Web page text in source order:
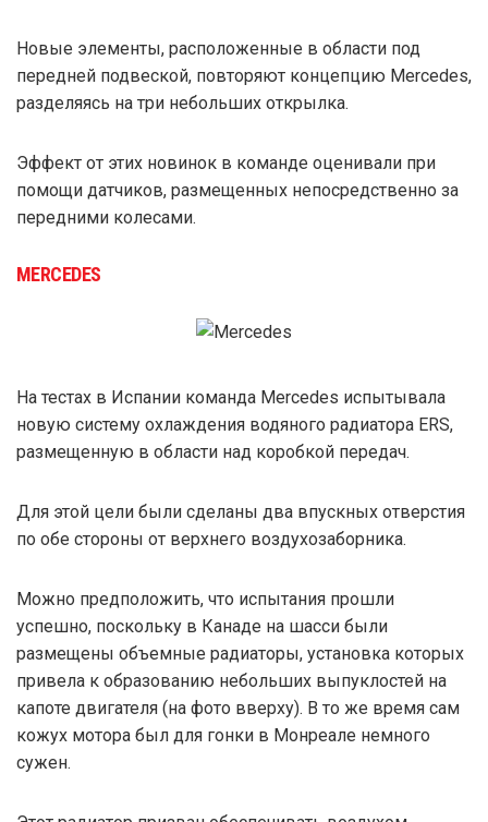
Новые элементы, расположенные в области под
передней подвеской, повторяют концепцию Mercedes,
разделяясь на три небольших открылка.
Эффект от этих новинок в команде оценивали при
помощи датчиков, размещенных непосредственно за
передними колесами.
MERCEDES
На тестах в Испании команда Mercedes испытывала
новую систему охлаждения водяного радиатора ERS,
размещенную в области над коробкой передач.
Для этой цели были сделаны два впускных отверстия
по обе стороны от верхнего воздухозаборника.
Можно предположить, что испытания прошли
успешно, поскольку в Канаде на шасси были
размещены объемные радиаторы, установка которых
привела к образованию небольших выпуклостей на
капоте двигателя (на фото вверху). В то же время сам
кожух мотора был для гонки в Монреале немного
сужен.